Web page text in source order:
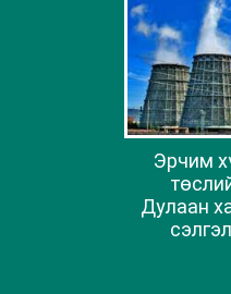
Эрчим
Дулаан